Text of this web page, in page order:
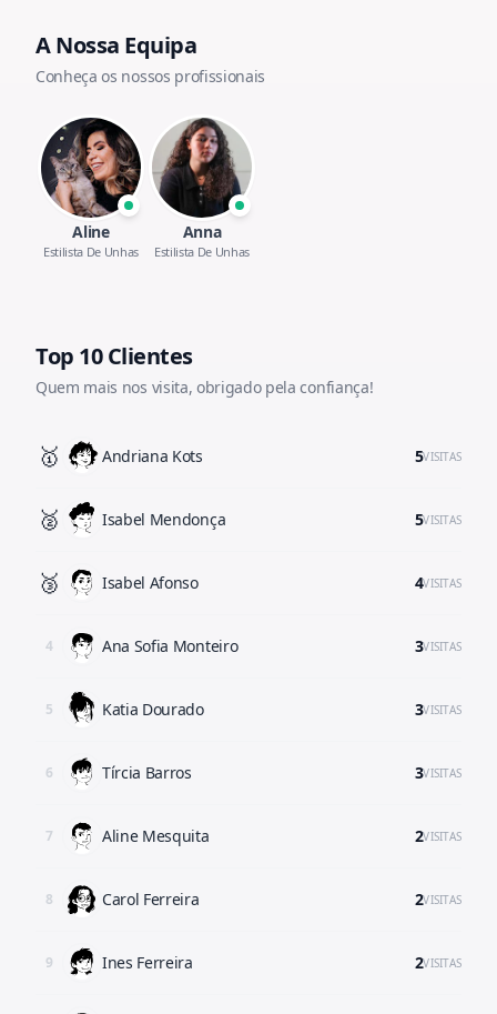
A Nossa Equipa
Conheça os nossos profissionais
Aline
Estilista De Unhas
Anna
Estilista De Unhas
Top 10 Clientes
Quem mais nos visita, obrigado pela confiança!
🥇 Andriana Kots 5VISITAS
🥈 Isabel Mendonça 5VISITAS
🥉 Isabel Afonso 4VISITAS
4 Ana Sofia Monteiro 3VISITAS
5 Katia Dourado 3VISITAS
6 Tírcia Barros 3VISITAS
7 Aline Mesquita 2VISITAS
8 Carol Ferreira 2VISITAS
9 Ines Ferreira 2VISITAS